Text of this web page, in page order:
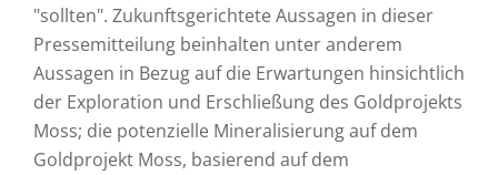
"sollten". Zukunftsgerichtete Aussagen in dieser
Pressemitteilung beinhalten unter anderem
Aussagen in Bezug auf die Erwartungen hinsichtlich
der Exploration und Erschließung des Goldprojekts
Moss; die potenzielle Mineralisierung auf dem
Goldprojekt Moss, basierend auf dem